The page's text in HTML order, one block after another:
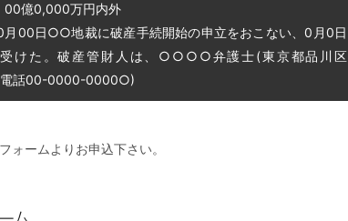
億0,000万円内外
00日○○地裁に破産手続開始の申立をおこない、0月0日
受けた。破産管財人は、○○○○弁護士(東京都品川区
00-0000-0000○)
ォームよりお申込下さい。